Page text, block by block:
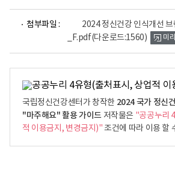
첨부파일 :
2024 정신건강 인식개선
_F.pdf(다운로드:1560)
어
미
국립정신건강센터가 창작한 2024 국가 정신
"마주해요" 활용 가이드 저작물은 "공공누리
적 이용금지, 변경금지)"조건에 따라 이용 할